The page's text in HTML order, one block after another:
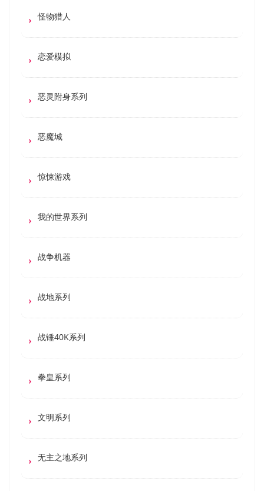
怪物猎人
恋爱模拟
恶灵附身系列
恶魔城
惊悚游戏
我的世界系列
战争机器
战地系列
战锤40K系列
拳皇系列
文明系列
无主之地系列